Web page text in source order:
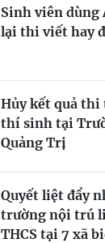
Sinh viên dùng
lại thi viết hay
Hủy kết quả thi
thí sinh tại
Quảng Trị
Quyết liệt đẩy
trường nội trú
THCS tại 7 xã